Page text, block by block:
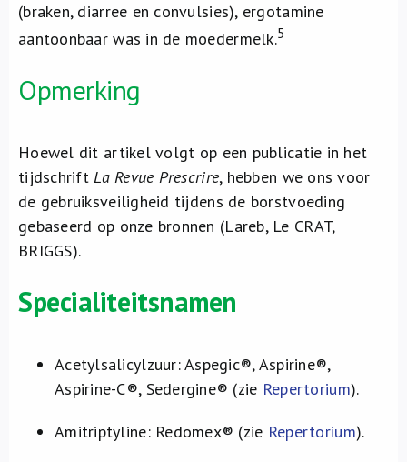
(braken, diarree en convulsies), ergotamine
aantoonbaar was in de moedermelk.5
Opmerking
Hoewel dit artikel volgt op een publicatie in het
tijdschriftLa Revue Prescrire, hebben we ons voor
de gebruiksveiligheid tijdens de borstvoeding
gebaseerd op onze bronnen (Lareb, Le CRAT,
BRIGGS).
Specialiteitsnamen
Acetylsalicylzuur: Aspegic®, Aspirine®,
Aspirine-C®, Sedergine® (zie Repertorium).
Amitriptyline: Redomex® (zie Repertorium).